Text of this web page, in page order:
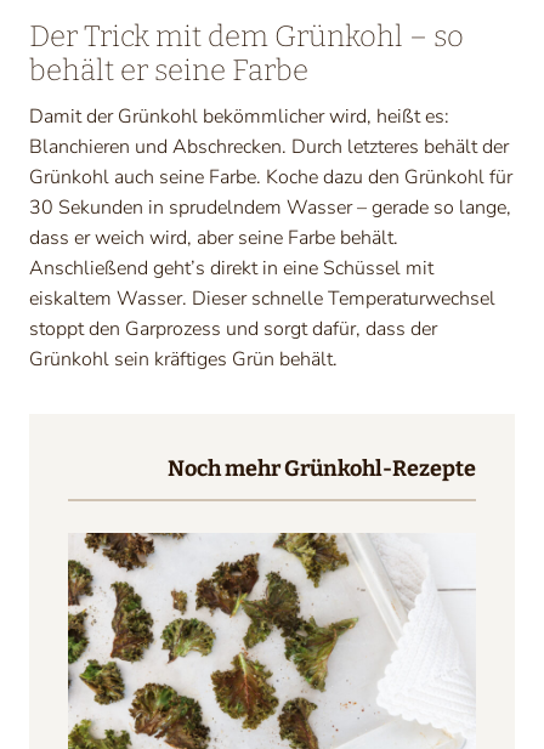
Der Trick mit dem Grünkohl – so
behält er seine Farbe
Damit der Grünkohl bekömmlicher wird, heißt es:
Blanchieren und Abschrecken. Durch letzteres behält der
Grünkohl auch seine Farbe. Koche dazu den Grünkohl für
30 Sekunden in sprudelndem Wasser – gerade so lange,
dass er weich wird, aber seine Farbe behält.
Anschließend geht’s direkt in eine Schüssel mit
eiskaltem Wasser. Dieser schnelle Temperaturwechsel
stoppt den Garprozess und sorgt dafür, dass der
Grünkohl sein kräftiges Grün behält.
Noch mehr Grünkohl-Rezepte